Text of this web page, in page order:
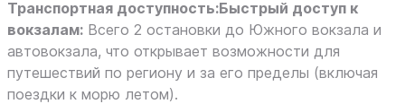
Транспортная доступность:Быстрый доступ к
вокзалам: Всего 2 остановки до Южного вокзала и
автовокзала, что открывает возможности для
путешествий по региону и за его пределы (включая
поездки к морю летом).